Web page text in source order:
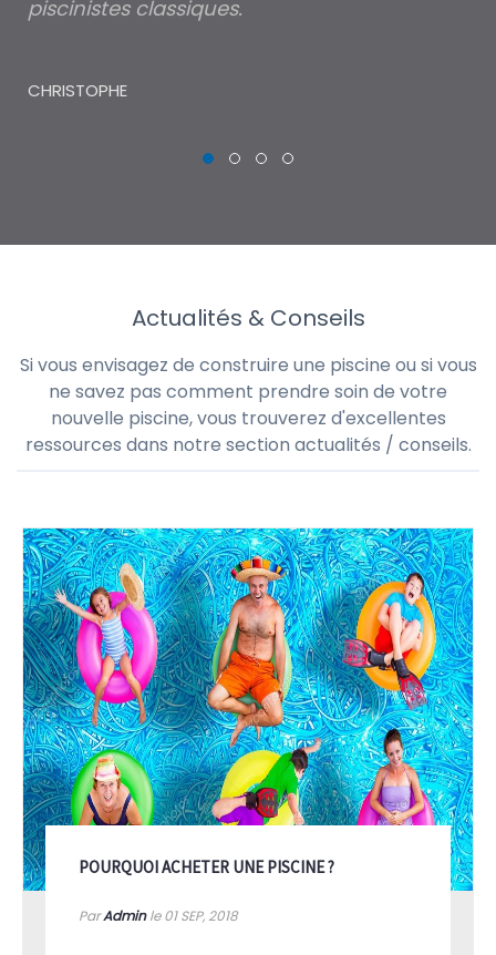
piscinistes classiques.
CHRISTOPHE
Actualités & Conseils
Si vous envisagez de construire une piscine ou si vous
ne savez pas comment prendre soin de votre
nouvelle piscine, vous trouverez d'excellentes
ressources dans notre section actualités / conseils.
POURQUOI ACHETER UNE PISCINE ?
ParAdminle 01SEP, 2018